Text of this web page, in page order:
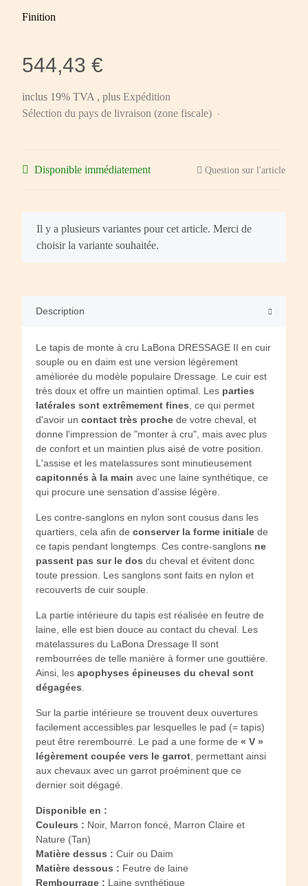
Finition
544,43 €
inclus 19% TVA , plus Expédition
Sélection du pays de livraison (zone fiscale)
Disponible immédiatement Question sur l'article
x
Il y a plusieurs variantes pour cet article. Merci de
choisir la variante souhaitée.
Description
Le tapis de monte à cru LaBona DRESSAGE II en cuir
souple ou en daim est une version légèrement
améliorée du modèle populaire Dressage. Le cuir est
très doux et offre un maintien optimal. Les parties
latérales sont extrêmement fines , ce qui permet
d'avoir un contact très proche de votre cheval, et
donne l'impression de "monter à cru", mais avec plus
de confort et un maintien plus aisé de votre position.
L'assise et les matelassures sont minutieusement
capitonnés à la main avec une laine synthétique, ce
qui procure une sensation d'assise légère.
Les contre-sanglons en nylon sont cousus dans les
quartiers, cela afin de conserver la forme initiale de
ce tapis pendant longtemps. Ces contre-sanglons ne
passent pas sur le dos du cheval et évitent donc
toute pression. Les sanglons sont faits en nylon et
recouverts de cuir souple.
La partie intérieure du tapis est réalisée en feutre de
laine, elle est bien douce au contact du cheval. Les
matelassures du LaBona Dressage II sont
rembourrées de telle manière à former une gouttière.
Ainsi, les apophyses épineuses du cheval sont
dégagées
Sur la partie intérieure se trouvent deux ouvertures
facilement accessibles par lesquelles le pad (= tapis)
peut être rerembourré. Le pad a une forme de « V »
légèrement coupée vers le garrot , permettant ainsi
aux chevaux avec un garrot proéminent que ce
dernier soit dégagé.
Disponible en :
Couleurs : Noir, Marron foncé, Marron Claire et
Nature (Tan)
Matière dessus : Cuir ou Daim
Matière dessous : Feutre de laine
Rembourrage : Laine synthétique